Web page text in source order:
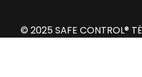
© 2025 SAFE CONTROL®